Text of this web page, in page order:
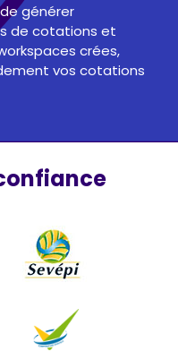
générer
de cotations et
crées,
vos cotations